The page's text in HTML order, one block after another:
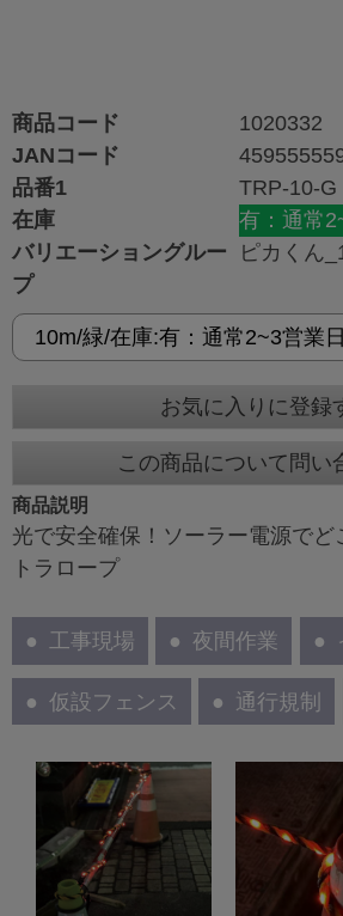
商品コード
1020332
JANコード
品番1
TRP-10-G
在庫
有：通常
バリエーショングルー
プ
ピカくん
お気に入りに登録
この商品について問い
商品説明
光で安全確保！ソーラー電源でど
トラロープ
工事現場 夜間作業
仮設フェンス 通行規制